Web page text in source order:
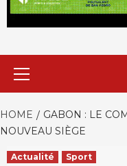
HOME
GABON : LE
NOUVEAU SIÈGE
Actualité Sport